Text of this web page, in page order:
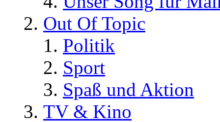
Out Of Topic
Politik
Sport
Spaß und Aktion
TV & Kino